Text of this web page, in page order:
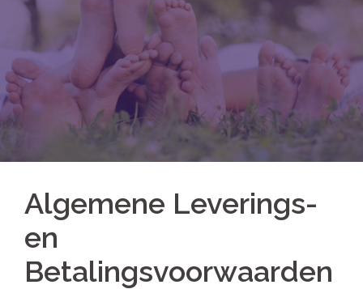
Algemene Leverings-
en
Betalingsvoorwaarden